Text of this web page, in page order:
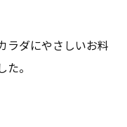
ラダにやさしいお料
。